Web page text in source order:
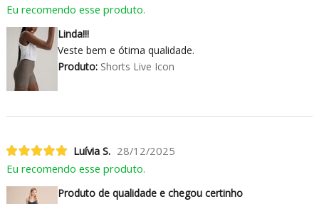
Eu recomendo esse produto.
Linda!!!
Veste bem e ótima qualidade.
Produto:Shorts Live Icon
Luívia S. 28/12/2025
Eu recomendo esse produto.
Produto de qualidade e chegou certinho